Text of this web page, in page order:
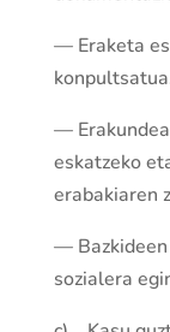
— Eraketa
—
eska­tzeko
erabakiaren
—
sozialera